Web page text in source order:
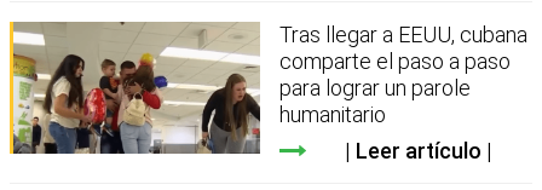
Tras llegar a EEUU, cubana
comparte el paso a paso
para lograr un parole
humanitario
Leer artículo